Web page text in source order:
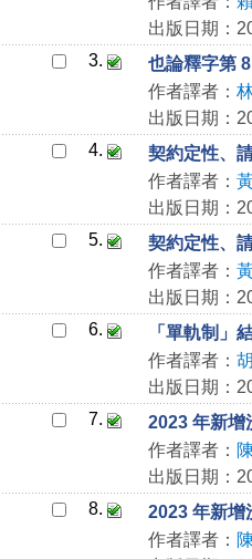
出版日期：
3.
也論釋字第
作者譯者：
出版日期：
4.
契約定性、
作者譯者：
出版日期：
5.
契約定性、
作者譯者：
出版日期：
6.
「單軌制」
作者譯者：
出版日期：
7.
2023 年新增
作者譯者：
出版日期：
8.
2023 年新增
作者譯者：